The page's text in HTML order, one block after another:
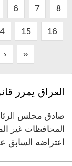
6 7 8
15 16
› »
العراق يمرر
صادق مجلس
المحافظات غير
اعتراضه السابق